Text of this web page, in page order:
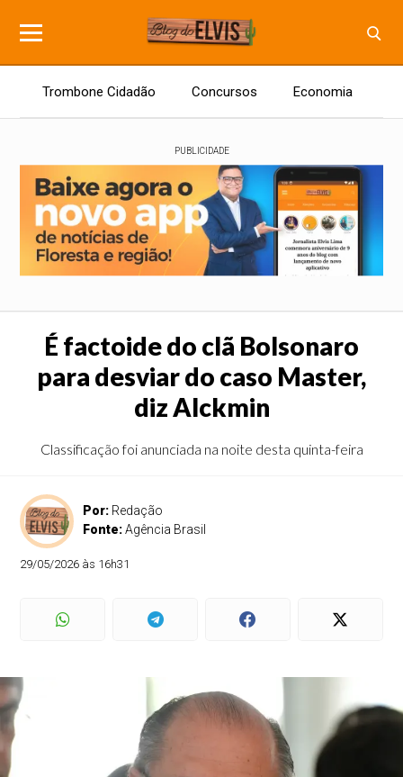
Trombone Cidadão Concursos Economia
PUBLICIDADE
É factoide do clã Bolsonaro
para desviar do caso Master,
diz Alckmin
Classificação foi anunciada na noite desta quinta-feira
Por: Redação
Fonte:Agência Brasil
29/05/2026 às 16h31